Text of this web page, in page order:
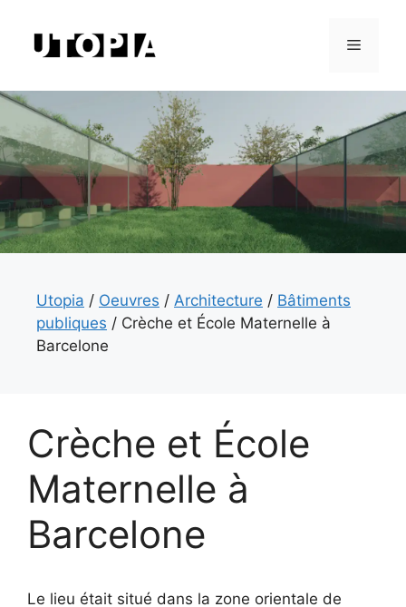
contenu
Menu
Utopia / Oeuvres / Architecture / Bâtiments
publiques / Crèche et École Maternelle à
Barcelone
Crèche et École
Maternelle à
Barcelone
Le lieu était situé dans la zone orientale de